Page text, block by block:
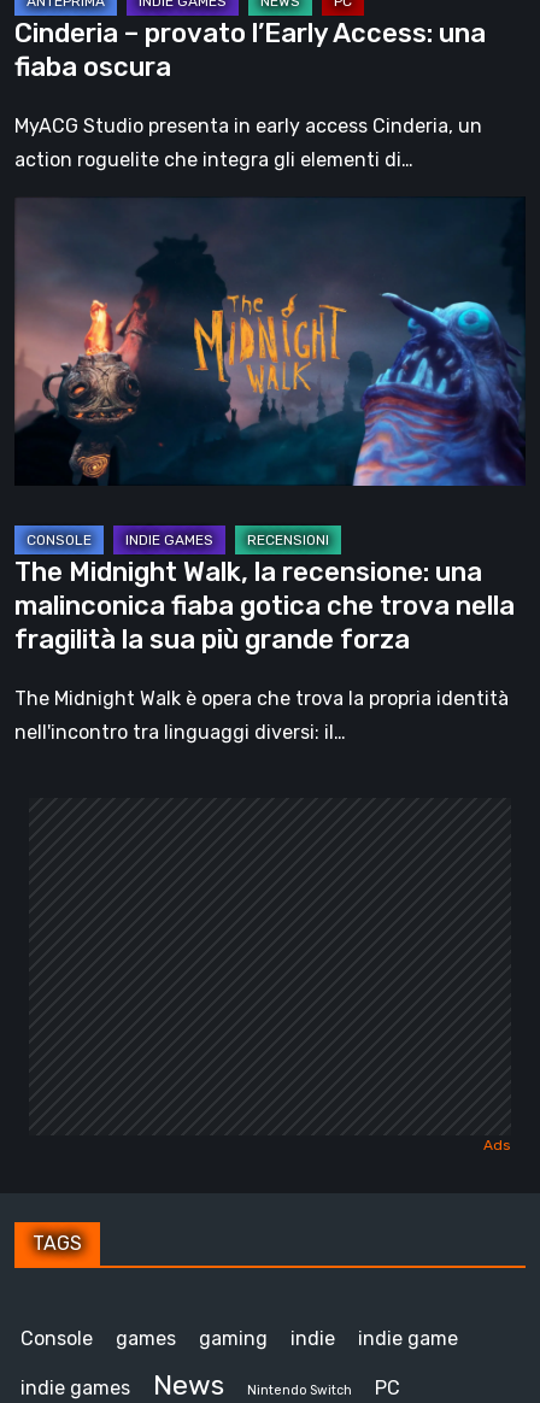
Cinderia – provato l’Early Access: una
fiaba oscura
MyACG Studio presenta in early access Cinderia, un
action roguelite che integra gli elementi di…
la
recensione:
una
malinconica
gotica
trova
nella
fragilità
la
The Midnight Walk, la recensione: una
malinconica fiaba gotica che trova nella
fragilità la sua più grande forza
The Midnight Walk è opera che trova la propria identità
nell'incontro tra linguaggi diversi: il…
TAGS
Console games gaming indie indie game
indie games News Nintendo Switch PC